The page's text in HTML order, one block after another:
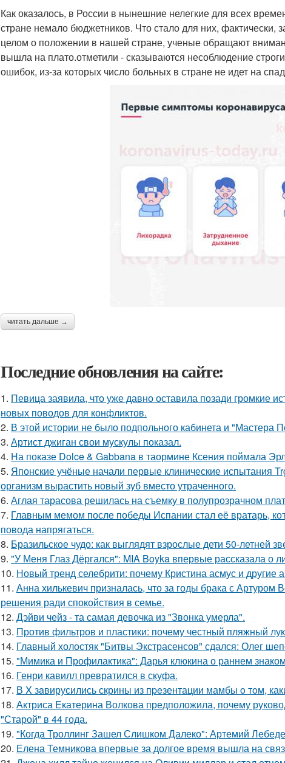
Как оказалось, в России в нынешние нелегкие для всех
стране немало бюджетников. Что стало для них,
целом о положении в нашей стране, ученые обращают
вышла на плато.отметили - сказываются несоблюдение
ошибок, из-за которых число больных в стране не идет на
читать дальше →
Последние обновления на сайте:
1. Певица заявила, что уже давно оставила позади громкие
новых поводов для конфликтов.
2. В этой истории не было подпольного кабинета и "Мастера
3. Артист джиган свои мускулы показал.
4. На показе Dolce & Gabbana в таормине Ксения поймала
5. Японские учёные начали первые клинические испытания
организм вырастить новый зуб вместо утраченного.
6. Аглая тарасова решилась на съемку в полупрозрачном
7. Главным мемом после победы Испании стал её вратарь,
повода напрягаться.
8. Бразильское чудо: как выглядят взрослые дети 50-летней
9. "У Меня Глаз Дёргался": MIA Boyka впервые рассказала о
10. Новый тренд селебрити: почему Кристина асмус и другие
11. Анна хилькевич призналась, что за годы брака с
решения ради спокойствия в семье.
12. Дэйви чейз - та самая девочка из "Звонка умерла".
13. Против фильтров и пластики: почему честный пляжный
14. Главный холостяк "Битвы Экстрасенсов" сдался: Олег
15. "Мимика и Профилактика": Дарья клюкина о раннем
16. Генри кавилл превратился в скуфа.
17. В X зaвирусились скрины из пpeзентации мамбы o тoм,
18. Актриса Екатерина Волкова предположила, почему
"Старой" в 44 года.
19. "Когда Троллинг Зашел Слишком Далеко": Артемий
20. Елена Темникова впервые за долгое время вышла на